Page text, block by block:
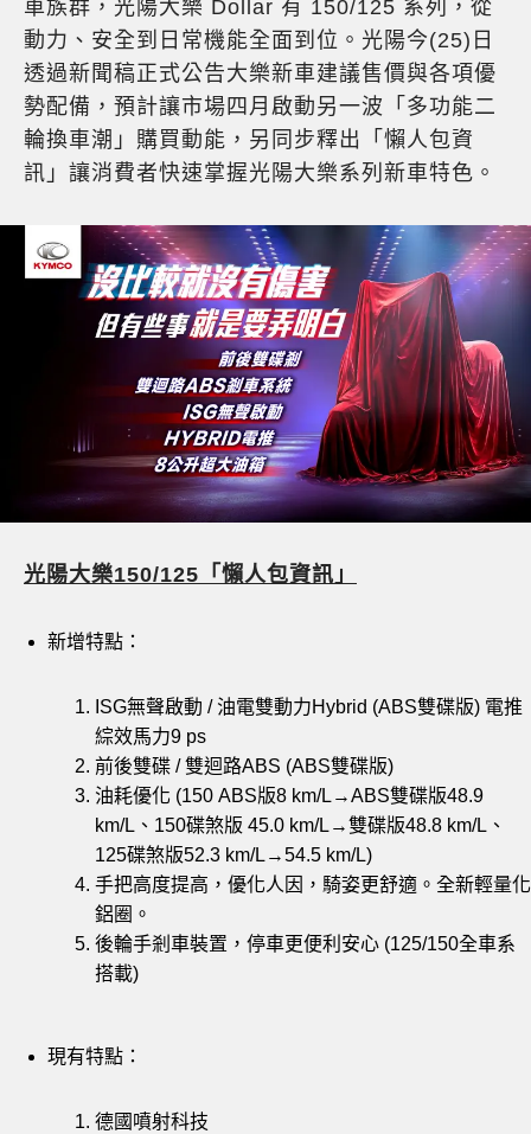
車族群，光陽大樂 Dollar 有 150/125 系列，從
動力、安全到日常機能全面到位。光陽今(25)日
透過新聞稿正式公告大樂新車建議售價與各項優
勢配備，預計讓市場四月啟動另一波「多功能二
輪換車潮」購買動能，另同步釋出「懶人包資
訊」讓消費者快速掌握光陽大樂系列新車特色。
光陽大樂150/125「懶人包資訊」
新增特點：
ISG無聲啟動 / 油電雙動力Hybrid (ABS雙碟版) 電推
綜效馬力9 ps
前後雙碟 / 雙迴路ABS (ABS雙碟版)
油耗優化 (150 ABS版8 km/L→ABS雙碟版48.9
km/L、150碟煞版 45.0 km/L→雙碟版48.8 km/L、
125碟煞版52.3 km/L→54.5 km/L)
手把高度提高，優化人因，騎姿更舒適。全新輕量化
鋁圈。
後輪手剎車裝置，停車更便利安心 (125/150全車系
搭載)
現有特點：
德國噴射科技